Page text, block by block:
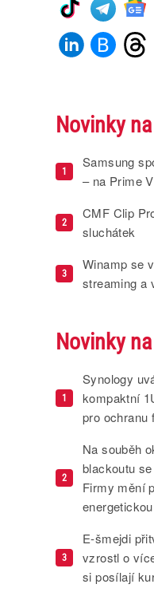
Novinky
1
Samsung
– na Prime
2
CMF Clip
sluchátek
3
Winamp se
streaming a
Novinky
1
Synology
kompaktní
pro ochranu
2
Na souběh
blackoutu
Firmy mění
3
E-šmejdi
vzrostl o
si posílají